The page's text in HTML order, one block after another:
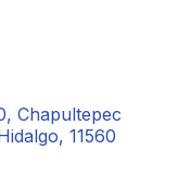
Chapultepec
11560